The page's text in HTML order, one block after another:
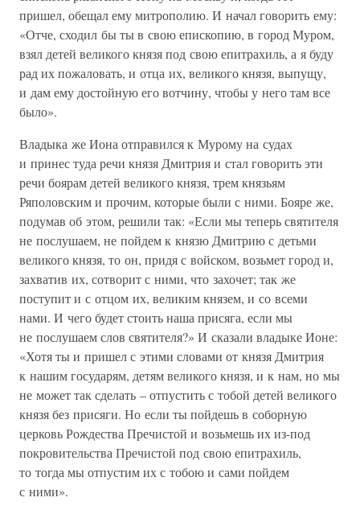
пришел, обещал ему митрополию. И начал говорить ему:
«Отче, сходил бы ты в свою епископию, в город Муром,
взял детей великого князя под свою епитрахиль, а я буду
рад их пожаловать, и отца их, великого князя, выпущу,
и дам ему достойную его вотчину, чтобы у него там все
было».
Владыка же Иона отправился к Мурому на судах
и принес туда речи князя Дмитрия и стал говорить эти
речи боярам детей великого князя, трем князьям
Ряполовским и прочим, которые были с ними. Бояре же,
подумав об этом, решили так: «Если мы теперь святителя
не послушаем, не пойдем к князю Дмитрию с детьми
великого князя, то он, придя с войском, возьмет город и,
захватив их, сотворит с ними, что захочет; так же
поступит и с отцом их, великим князем, и со всеми
нами. И чего будет стоить наша присяга, если мы
не послушаем слов святителя?» И сказали владыке Ионе:
«Хотя ты и пришел с этими словами от князя Дмитрия
к нашим государям, детям великого князя, и к нам, но мы
не может так сделать – отпустить с тобой детей великого
князя без присяги. Но если ты пойдешь в соборную
церковь Рождества Пречистой и возьмешь их из-под
покровительства Пречистой под свою епитрахиль,
то тогда мы отпустим их с тобою и сами пойдем
с ними».